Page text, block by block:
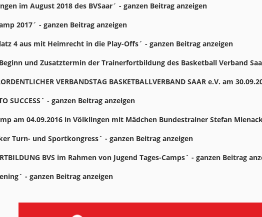
im August 2018 des BVSaar´ - ganzen Beitrag anzeigen
2017´ - ganzen Beitrag anzeigen
4 aus mit Heimrecht in die Play-Offs´ - ganzen Beitrag anzeigen
und Zusatztermin der Trainerfortbildung des Basketball Verband
VERBANDSTAG BASKETBALLVERBAND SAAR e.V. am
SUCCESS´ - ganzen Beitrag anzeigen
am 04.09.2016 in Völklingen mit Mädchen Bundestrainer Stefan
Turn- und Sportkongress´ - ganzen Beitrag anzeigen
BVS im Rahmen von Jugend Tages-Camps´ - ganzen Beitrag
- ganzen Beitrag anzeigen